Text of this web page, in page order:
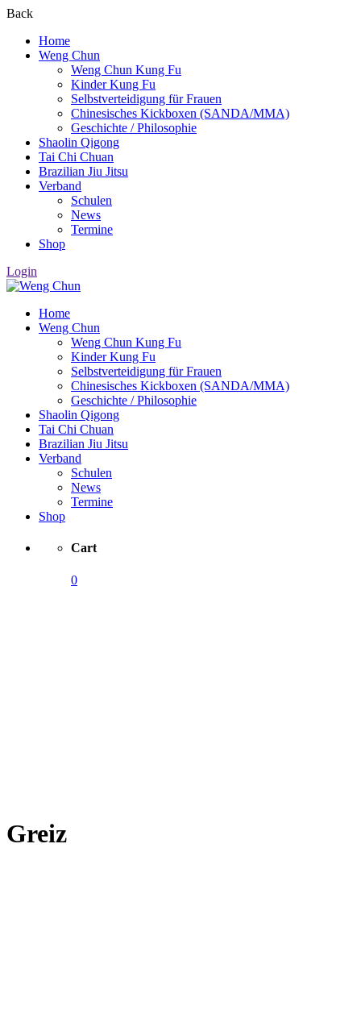
Back
Home
Weng Chun
Weng Chun Kung Fu
Kinder Kung Fu
Selbstverteidigung für Frauen
Chinesisches Kickboxen (SANDA/MMA)
Geschichte / Philosophie
Shaolin Qigong
Tai Chi Chuan
Brazilian Jiu Jitsu
Verband
Schulen
News
Termine
Shop
Login
Home
Weng Chun
Weng Chun Kung Fu
Kinder Kung Fu
Selbstverteidigung für Frauen
Chinesisches Kickboxen (SANDA/MMA)
Geschichte / Philosophie
Shaolin Qigong
Tai Chi Chuan
Brazilian Jiu Jitsu
Verband
Schulen
News
Termine
Shop
Cart
0
Greiz